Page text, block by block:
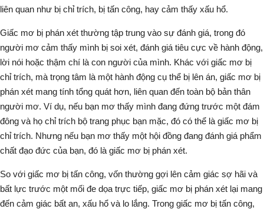
liên quan như bị chỉ trích, bị tấn công, hay cảm thấy xấu hổ.
Giấc mơ bị phán xét thường tập trung vào sự đánh giá, trong đó
người mơ cảm thấy mình bị soi xét, đánh giá tiêu cực về hành động,
lời nói hoặc thậm chí là con người của mình. Khác với giấc mơ bị
chỉ trích, mà trọng tâm là một hành động cụ thể bị lên án, giấc mơ bị
phán xét mang tính tổng quát hơn, liên quan đến toàn bộ bản thân
người mơ. Ví dụ, nếu bạn mơ thấy mình đang đứng trước một đám
đông và họ chỉ trích bộ trang phục bạn mặc, đó có thể là giấc mơ bị
chỉ trích. Nhưng nếu bạn mơ thấy một hội đồng đang đánh giá phẩm
chất đạo đức của bạn, đó là giấc mơ bị phán xét.
So với giấc mơ bị tấn công, vốn thường gợi lên cảm giác sợ hãi và
bất lực trước một mối đe dọa trực tiếp, giấc mơ bị phán xét lại mang
đến cảm giác bất an, xấu hổ và lo lắng. Trong giấc mơ bị tấn công,